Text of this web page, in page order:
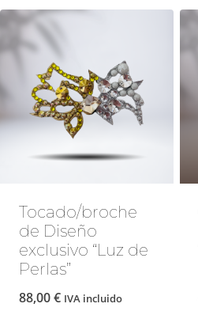
Tocado/broche
de Diseño
exclusivo “Luz de
Perlas”
88,00€ IVA incluido